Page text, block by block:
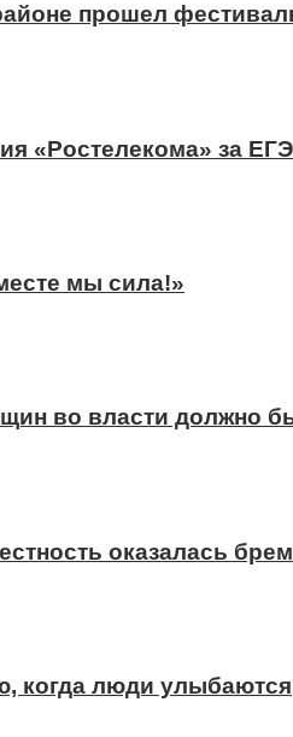
прошел
«Ростелекома» за
мы сила!»
во власти должно
оказалась
когда люди улыбаются